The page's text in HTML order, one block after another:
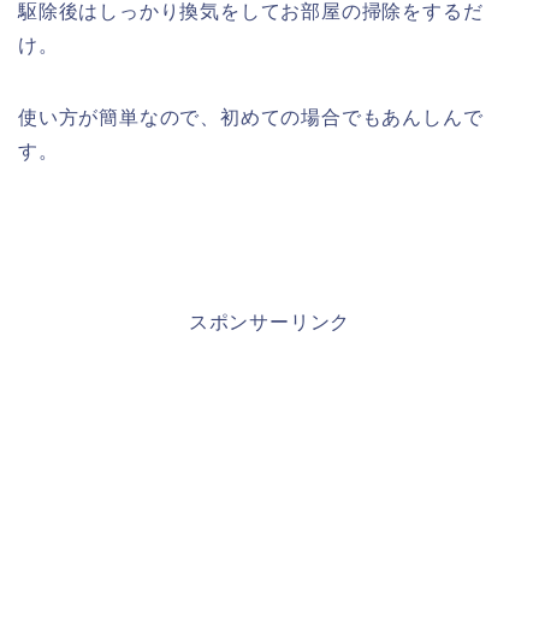
駆除後はしっかり換気をしてお部屋の掃除をするだ
け。
使い方が簡単なので、初めての場合でもあんしんで
す。
スポンサーリンク